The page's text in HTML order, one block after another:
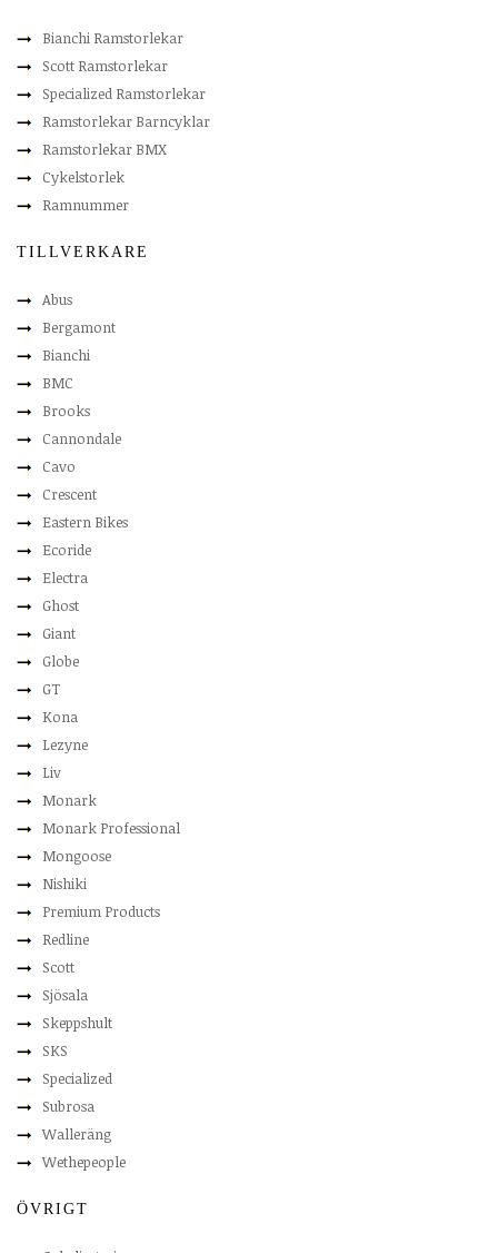
Bianchi Ramstorlekar
Scott Ramstorlekar
Specialized Ramstorlekar
Ramstorlekar Barncyklar
Ramstorlekar BMX
Cykelstorlek
Ramnummer
TILLVERKARE
Abus
Bergamont
Bianchi
BMC
Brooks
Cannondale
Cavo
Crescent
Eastern Bikes
Ecoride
Electra
Ghost
Giant
Globe
GT
Kona
Lezyne
Liv
Monark
Monark Professional
Mongoose
Nishiki
Premium Products
Redline
Scott
Sjösala
Skeppshult
SKS
Specialized
Subrosa
Walleräng
Wethepeople
ÖVRIGT